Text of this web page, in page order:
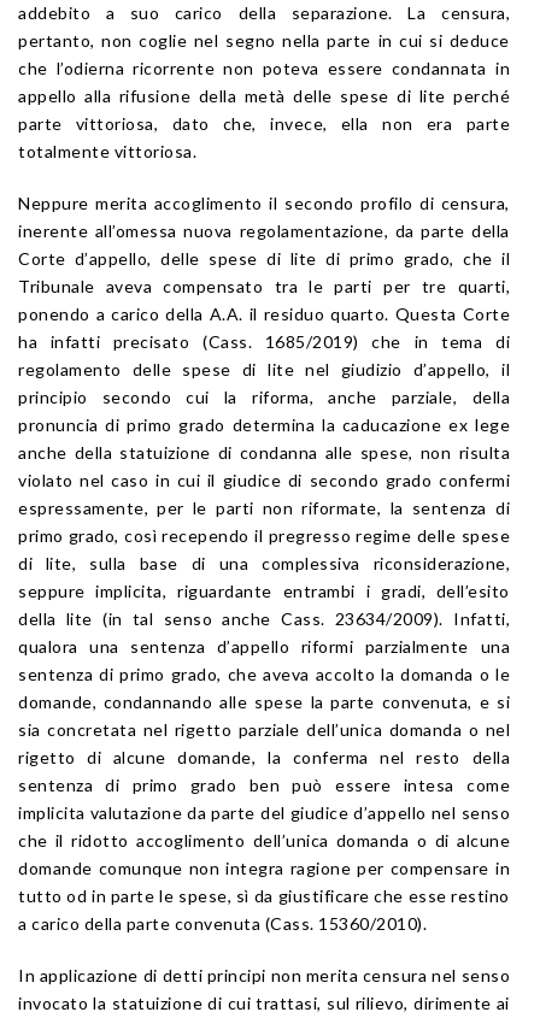
addebito a suo carico della separazione. La censura,
pertanto, non coglie nel segno nella parte in cui si deduce
che l’odierna ricorrente non poteva essere condannata in
appello alla rifusione della metà delle spese di lite perché
parte vittoriosa, dato che, invece, ella non era parte
totalmente vittoriosa.
Neppure merita accoglimento il secondo profilo di censura,
inerente all’omessa nuova regolamentazione, da parte della
Corte d’appello, delle spese di lite di primo grado, che il
Tribunale aveva compensato tra le parti per tre quarti,
ponendo a carico della A.A. il residuo quarto. Questa Corte
ha infatti precisato (Cass. 1685/2019) che in tema di
regolamento delle spese di lite nel giudizio d’appello, il
principio secondo cui la riforma, anche parziale, della
pronuncia di primo grado determina la caducazione ex lege
anche della statuizione di condanna alle spese, non risulta
violato nel caso in cui il giudice di secondo grado confermi
espressamente, per le parti non riformate, la sentenza di
primo grado, così recependo il pregresso regime delle spese
di lite, sulla base di una complessiva riconsiderazione,
seppure implicita, riguardante entrambi i gradi, dell’esito
della lite (in tal senso anche Cass. 23634/2009). Infatti,
qualora una sentenza d’appello riformi parzialmente una
sentenza di primo grado, che aveva accolto la domanda o le
domande, condannando alle spese la parte convenuta, e si
sia concretata nel rigetto parziale dell’unica domanda o nel
rigetto di alcune domande, la conferma nel resto della
sentenza di primo grado ben può essere intesa come
implicita valutazione da parte del giudice d’appello nel senso
che il ridotto accoglimento dell’unica domanda o di alcune
domande comunque non integra ragione per compensare in
tutto od in parte le spese, sì da giustificare che esse restino
a carico della parte convenuta (Cass. 15360/2010).
In applicazione di detti principi non merita censura nel senso
invocato la statuizione di cui trattasi, sul rilievo, dirimente ai